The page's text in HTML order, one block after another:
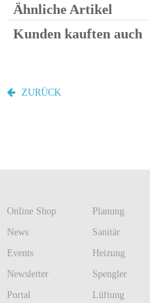
Ähnliche Artikel
Kunden kauften auch
ZURÜCK
Online Shop
Planung
News
Sanitär
Events
Heizung
Newsletter
Spengler
Portal
Lüftung